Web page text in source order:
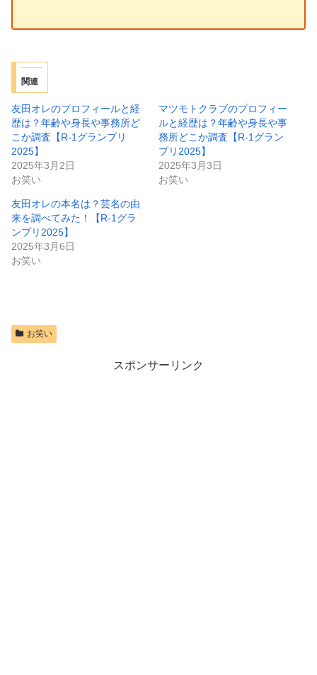
関連
友田オレのプロフィールと経
歴は？年齢や身長や事務所ど
こか調査【R-1グランプリ
2025】
2025年3月2日
お笑い
マツモトクラブのプロフィー
ルと経歴は？年齢や身長や事
務所どこか調査【R-1グラン
プリ2025】
2025年3月3日
お笑い
友田オレの本名は？芸名の由
来を調べてみた！【R-1グラ
ンプリ2025】
2025年3月6日
お笑い
お笑い
スポンサーリンク